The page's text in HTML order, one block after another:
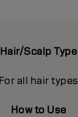
Hair/Scalp Type
For all hair types
How to Use